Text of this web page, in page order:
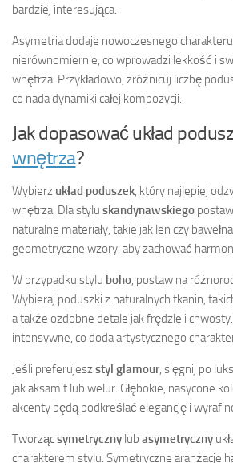
bardziej interesująca.
Asymetria dodaje nowoczesnego
nierównomiernie, co wprowadzi lekkość i
wnętrza. Przykładowo, zróżnicuj liczbę
co nada dynamiki całej kompozycji.
Jak dopasować układ
wnętrza?
Wybierz układ poduszek , który najlepiej
wnętrza. Dla stylu skandynawskiego
naturalne materiały, takie jak len czy
geometryczne wzory, aby zachować
W przypadku stylu boho , postaw na
Wybieraj poduszki z naturalnych tkanin,
a także ozdobne detale jak frędzle i
intensywne, co doda artystycznego
Jeśli preferujeszstyl glamour, sięgnij po
jak aksamit lub welur. Głębokie, nasycone
akcenty będą podkreślać elegancję i
Tworzącsymetryczny lub asymetryczny
charakterem stylu. Symetryczne aranżacje